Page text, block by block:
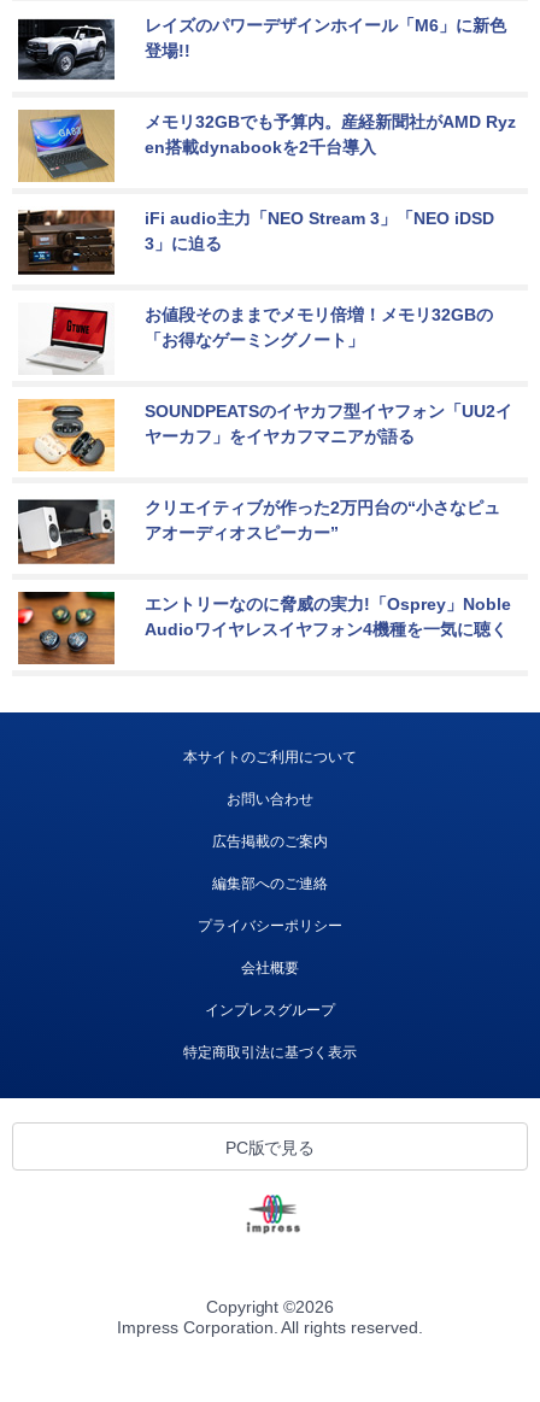
レイズのパワーデザインホイール「M6」に新色
登場!!
メモリ32GBでも予算内。産経新聞社がAMD Ryz
en搭載dynabookを2千台導入
iFi audio主力「NEO Stream 3」「NEO iDSD
3」に迫る
お値段そのままでメモリ倍増！メモリ32GBの
「お得なゲーミングノート」
SOUNDPEATSのイヤカフ型イヤフォン「UU2イ
ヤーカフ」をイヤカフマニアが語る
クリエイティブが作った2万円台の“小さなピュ
アオーディオスピーカー”
エントリーなのに脅威の実力!「Osprey」Noble
Audioワイヤレスイヤフォン4機種を一気に聴く
本サイトのご利用について
お問い合わせ
広告掲載のご案内
編集部へのご連絡
プライバシーポリシー
会社概要
インプレスグループ
特定商取引法に基づく表示
PC版で見る
Copyright ©2026
Impress Corporation. All rights reserved.